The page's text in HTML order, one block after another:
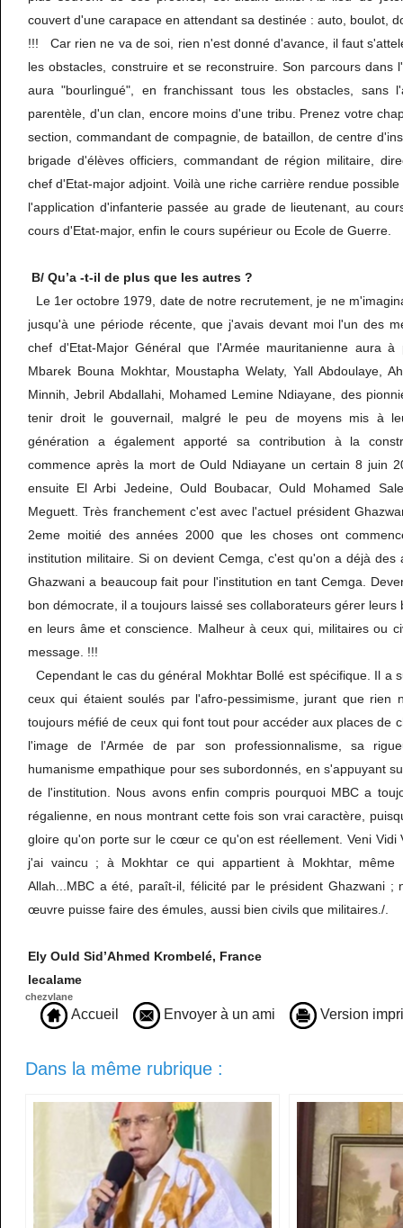
couvert d'une carapace en attendant sa destinée : auto, boulot,
!!! Car rien ne va de soi, rien n'est donné d'avance, il faut
les obstacles, construire et se reconstruire. Son parcours dans
aura "bourlingué", en franchissant tous les obstacles, sans
parentèle, d'un clan, encore moins d'une tribu. Prenez votre
section, commandant de compagnie, de bataillon, de centre
brigade d'élèves officiers, commandant de région militaire,
chef d'Etat-major adjoint. Voilà une riche carrière rendue
l'application d'infanterie passée au grade de lieutenant, au
cours d'Etat-major, enfin le cours supérieur ou Ecole de Guerre.
B/ Qu’a -t-il de plus que les autres ?
Le 1er octobre 1979, date de notre recrutement, je ne
jusqu'à une période récente, que j'avais devant moi l'un des
chef d'Etat-Major Général que l'Armée mauritanienne aura
Mbarek Bouna Mokhtar, Moustapha Welaty, Yall Abdoulaye,
Minnih, Jebril Abdallahi, Mohamed Lemine Ndiayane, des
tenir droit le gouvernail, malgré le peu de moyens mis à
génération a également apporté sa contribution à la
commence après la mort de Ould Ndiayane un certain 8 juin
ensuite El Arbi Jedeine, Ould Boubacar, Ould Mohamed
Meguett. Très franchement c'est avec l'actuel président
2eme moitié des années 2000 que les choses ont
institution militaire. Si on devient Cemga, c'est qu'on a déjà des
Ghazwani a beaucoup fait pour l'institution en tant Cemga.
bon démocrate, il a toujours laissé ses collaborateurs gérer leurs
en leurs âme et conscience. Malheur à ceux qui, militaires ou
message. !!!
Cependant le cas du général Mokhtar Bollé est spécifique. Il a
ceux qui étaient soulés par l'afro-pessimisme, jurant que rien
toujours méfié de ceux qui font tout pour accéder aux places de
l'image de l'Armée de par son professionnalisme, sa
humanisme empathique pour ses subordonnés, en s'appuyant
de l'institution. Nous avons enfin compris pourquoi MBC a
régalienne, en nous montrant cette fois son vrai caractère,
gloire qu'on porte sur le cœur ce qu'on est réellement. Veni Vidi
j'ai vaincu ; à Mokhtar ce qui appartient à Mokhtar, même
Allah...MBC a été, paraît-il, félicité par le président Ghazwani ;
œuvre puisse faire des émules, aussi bien civils que militaires./.
Ely Ould Sid’Ahmed Krombelé, France
lecalame
chezvlane
Accueil Envoyer à un ami Version
Dans la même rubrique :